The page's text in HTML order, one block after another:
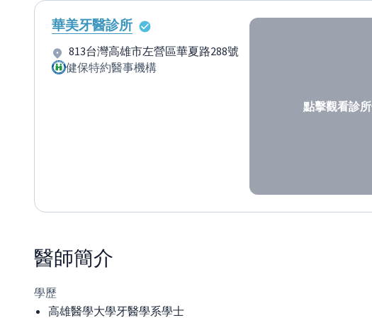
華美牙醫診所
813台灣高雄市左營區華夏路288號
健保特約醫事機構
點擊觀看診
醫師簡介
學歷
高雄醫學大學牙醫學系學士